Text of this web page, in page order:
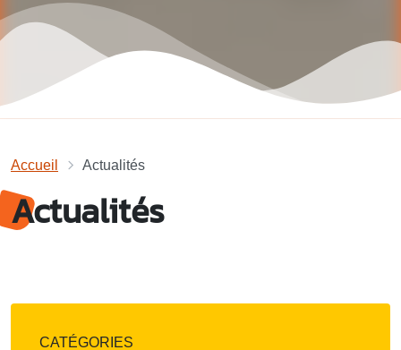
Accueil Actualités
Actualités
CATÉGORIES